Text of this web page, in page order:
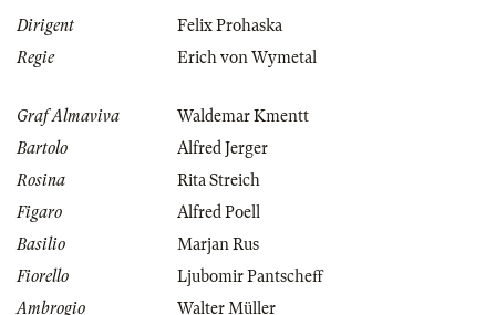
Dirigent
Felix Prohaska
Regie
Erich von Wymetal
Graf Almaviva
Waldemar Kmentt
Bartolo
Alfred Jerger
Rosina
Rita Streich
Figaro
Alfred Poell
Basilio
Marjan Rus
Fiorello
Ljubomir Pantscheff
Ambrogio
Walter Müller